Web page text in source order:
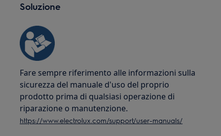
Soluzione
Fare sempre riferimento alle informazioni sulla
sicurezza del manuale d'uso del proprio
prodotto prima di qualsiasi operazione di
riparazione o manutenzione.
https://www.electrolux.com/support/user-manuals/